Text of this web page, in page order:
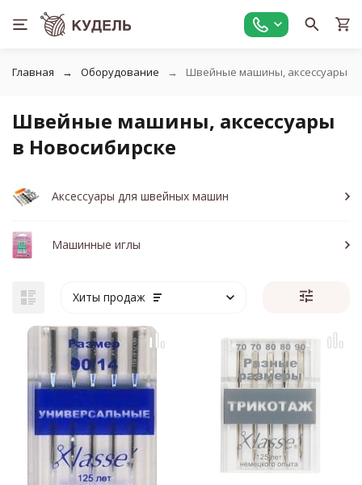
Главная Оборудование Швейные машины, аксессуары
Швейные машины, аксессуары
в Новосибирске
Аксессуары для швейных машин
Машинные иглы
Хиты продаж